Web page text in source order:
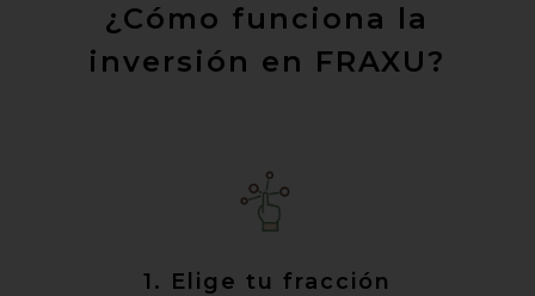
¿Cómo funciona la
inversión en FRAXU?
1. Elige tu fracción